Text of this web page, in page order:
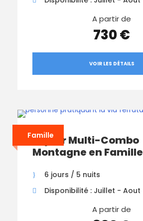
A partir de
730 €
VOIR LES DÉTAILS
Famille
Séjour Multi-Combo
Montagne en Famille
6 jours / 5 nuits
Disponibilité : Juillet - Aout
A partir de